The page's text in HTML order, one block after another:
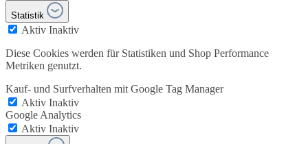
Statistik
Aktiv Inaktiv
Diese Cookies werden für Statistiken und Shop Performance
Metriken genutzt.
Kauf- und Surfverhalten mit Google Tag Manager
Aktiv Inaktiv
Google Analytics
Aktiv Inaktiv